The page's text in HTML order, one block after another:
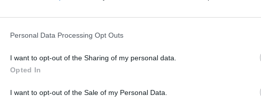
Personal Data Processing Opt Outs
I want to opt-out of the Sharing of my personal data.
Opted In
I want to opt-out of the Sale of my Personal Data.